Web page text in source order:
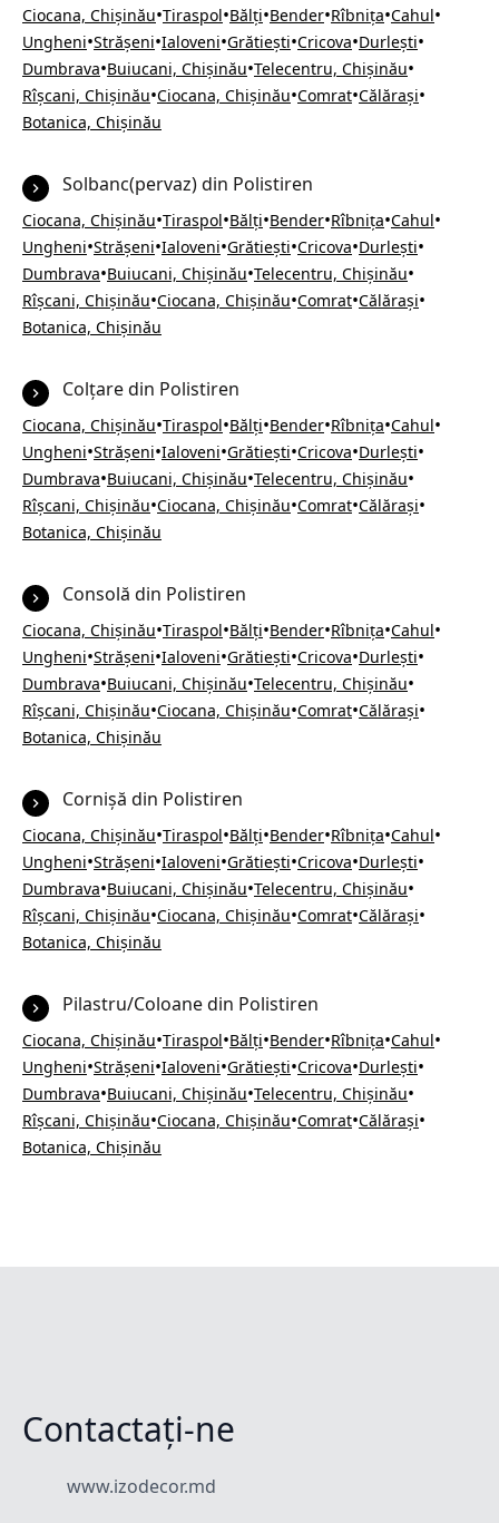
Ciocana, Chișinău•Tiraspol•Bălți•Bender•Rîbnița•Cahul•
Ungheni•Strășeni•Ialoveni•Grătiești•Cricova•Durlești•
Dumbrava•Buiucani, Chișinău•Telecentru, Chișinău•
Rîșcani, Chișinău•Ciocana, Chișinău•Comrat•Călărași•
Botanica, Chișinău
Solbanc(pervaz) din Polistiren
Ciocana, Chișinău•Tiraspol•Bălți•Bender•Rîbnița•Cahul•
Ungheni•Strășeni•Ialoveni•Grătiești•Cricova•Durlești•
Dumbrava•Buiucani, Chișinău•Telecentru, Chișinău•
Rîșcani, Chișinău•Ciocana, Chișinău•Comrat•Călărași•
Botanica, Chișinău
Colțare din Polistiren
Ciocana, Chișinău•Tiraspol•Bălți•Bender•Rîbnița•Cahul•
Ungheni•Strășeni•Ialoveni•Grătiești•Cricova•Durlești•
Dumbrava•Buiucani, Chișinău•Telecentru, Chișinău•
Rîșcani, Chișinău•Ciocana, Chișinău•Comrat•Călărași•
Botanica, Chișinău
Consolă din Polistiren
Ciocana, Chișinău•Tiraspol•Bălți•Bender•Rîbnița•Cahul•
Ungheni•Strășeni•Ialoveni•Grătiești•Cricova•Durlești•
Dumbrava•Buiucani, Chișinău•Telecentru, Chișinău•
Rîșcani, Chișinău•Ciocana, Chișinău•Comrat•Călărași•
Botanica, Chișinău
Cornișă din Polistiren
Ciocana, Chișinău•Tiraspol•Bălți•Bender•Rîbnița•Cahul•
Ungheni•Strășeni•Ialoveni•Grătiești•Cricova•Durlești•
Dumbrava•Buiucani, Chișinău•Telecentru, Chișinău•
Rîșcani, Chișinău•Ciocana, Chișinău•Comrat•Călărași•
Botanica, Chișinău
Pilastru/Coloane din Polistiren
Ciocana, Chișinău•Tiraspol•Bălți•Bender•Rîbnița•Cahul•
Ungheni•Strășeni•Ialoveni•Grătiești•Cricova•Durlești•
Dumbrava•Buiucani, Chișinău•Telecentru, Chișinău•
Rîșcani, Chișinău•Ciocana, Chișinău•Comrat•Călărași•
Botanica, Chișinău
Contactați-ne
www.izodecor.md